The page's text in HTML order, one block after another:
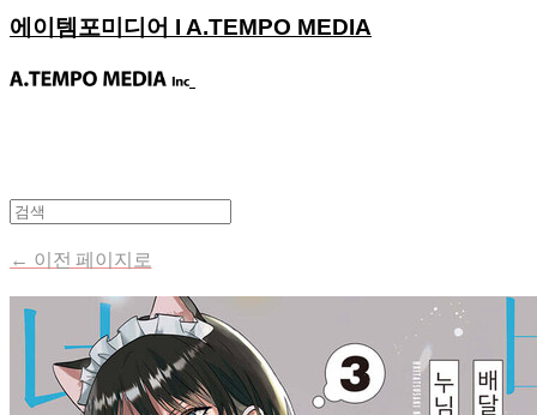
에이템포미디어 I A.TEMPO MEDIA
← 이전 페이지로